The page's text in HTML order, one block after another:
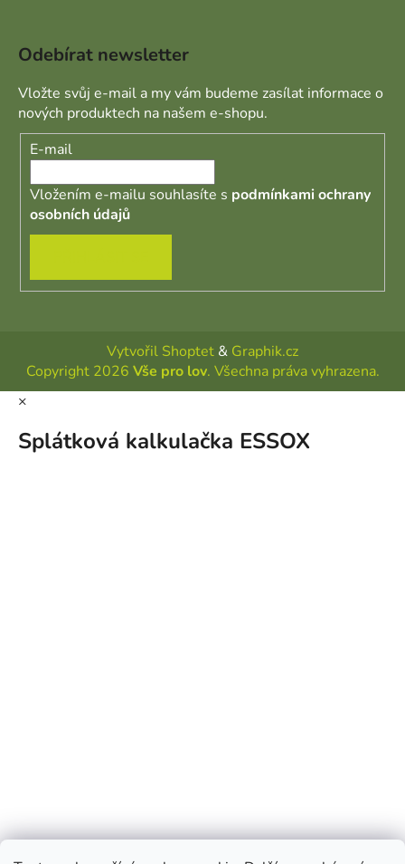
Odebírat newsletter
Vložte svůj e-mail a my vám budeme zasílat informace o
nových produktech na našem e-shopu.
E-mail
Vložením e-mailu souhlasíte s podmínkami ochrany
osobních údajů
Vytvořil Shoptet & Graphik.cz
Copyright 2026 Vše pro lov. Všechna práva vyhrazena.
×
Splátková kalkulačka ESSOX